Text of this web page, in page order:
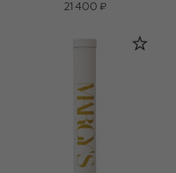
(100&times;0.95ml)
21 400 ₽